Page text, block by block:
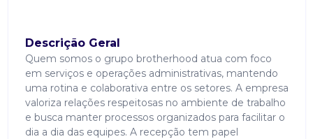
Descrição Geral
Quem somos o grupo brotherhood atua com foco
em serviços e operações administrativas, mantendo
uma rotina e colaborativa entre os setores. A empresa
valoriza relações respeitosas no ambiente de trabalho
e busca manter processos organizados para facilitar o
dia a dia das equipes. A recepção tem papel